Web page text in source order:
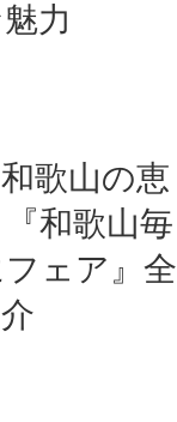
力
歌山の恵
和歌山毎
ェア』全